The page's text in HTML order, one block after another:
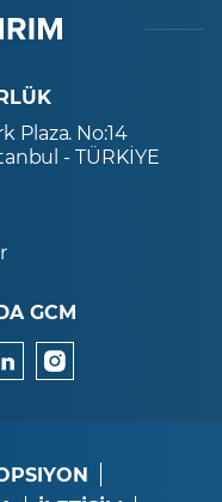
Plaza. No:14
- TÜRKİYE
GCM